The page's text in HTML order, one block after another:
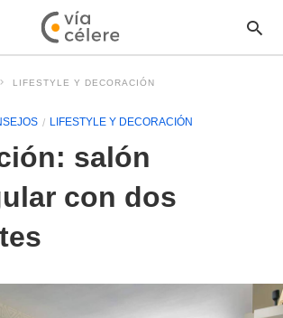
LIFESTYLE Y DECORACIÓN
LIFESTYLE Y DECORACIÓN
salón
con dos